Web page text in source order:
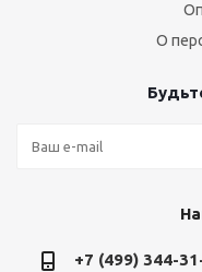
О
+7 (499) 344-